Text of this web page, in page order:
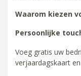
Waarom kiezen
Persoonlijke
Voeg gratis uw
verjaardagskaart